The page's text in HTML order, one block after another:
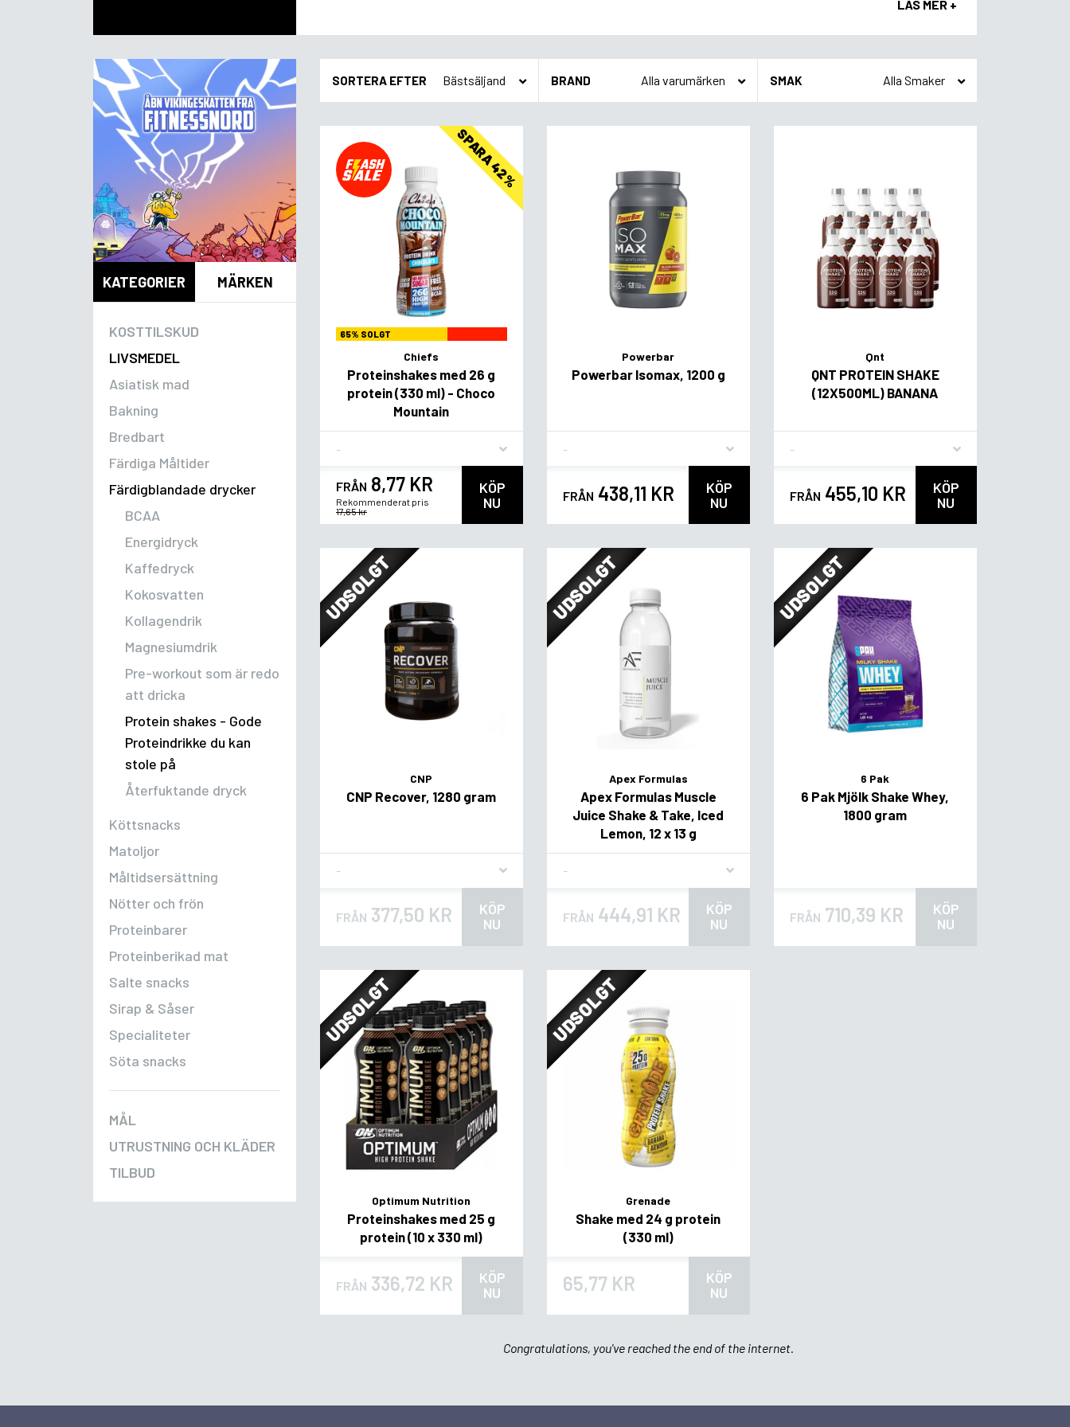
LÄS MER +
KATEGORIER MÄRKEN
KOSTTILSKUD
LIVSMEDEL
Asiatisk mad
Bakning
Bredbart
Färdiga Måltider
Färdigblandade drycker
BCAA
Energidryck
Kaffedryck
Kokosvatten
Kollagendrik
Magnesiumdrik
Pre-workout som är redo
att dricka
Protein shakes - Gode
Proteindrikke du kan
stole på
Återfuktande dryck
Köttsnacks
Matoljor
Måltidsersättning
Nötter och frön
Proteinbarer
Proteinberikad mat
Salte snacks
Sirap & Såser
Specialiteter
Söta snacks
MÅL
UTRUSTNING OCH KLÄDER
TILBUD
SORTERA EFTER BRAND SMAK
SPARA 42%
65% SOLGT
Chiefs
Proteinshakes med 26 g
protein (330 ml) - Choco
Mountain
FRÅN 8,77 KR
Rekommenderat pris
17,65 kr
KÖP
NU
Powerbar
Powerbar Isomax, 1200 g
FRÅN 438,11 KR
KÖP
NU
Qnt
QNT PROTEIN SHAKE
(12X500ML) BANANA
FRÅN 455,10 KR
KÖP
NU
UDSOLGT
CNP
CNP Recover, 1280 gram
FRÅN 377,50 KR
KÖP
NU
UDSOLGT
Apex Formulas
Apex Formulas Muscle
Juice Shake & Take, Iced
Lemon, 12 x 13 g
FRÅN 444,91 KR
KÖP
NU
UDSOLGT
6 Pak
6 Pak Mjölk Shake Whey,
1800 gram
FRÅN 710,39 KR
KÖP
NU
UDSOLGT
Optimum Nutrition
Proteinshakes med 25 g
protein (10 x 330 ml)
FRÅN 336,72 KR
KÖP
NU
UDSOLGT
Grenade
Shake med 24 g protein
(330 ml)
65,77 KR
KÖP
NU
Congratulations, you've reached the end of the internet.